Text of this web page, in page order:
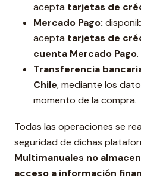
acepta tarjetas de
Mercado Pago:
acepta tarjetas de
cuenta Mercado Pago.
Transferencia
Chile, mediante los
momento de la compra.
Todas las operaciones se
seguridad de dichas
Multimanuales no
acceso a información